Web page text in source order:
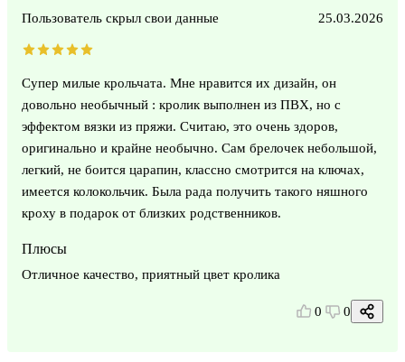
Пользователь скрыл свои данные 25.03.2026
Супер милые крольчата. Мне нравится их дизайн, он
довольно необычный : кролик выполнен из ПВХ, но с
эффектом вязки из пряжи. Считаю, это очень здоров,
оригинально и крайне необычно. Сам брелочек небольшой,
легкий, не боится царапин, классно смотрится на ключах,
имеется колокольчик. Была рада получить такого няшного
кроху в подарок от близких родственников.
Плюсы
Отличное качество, приятный цвет кролика
0 0